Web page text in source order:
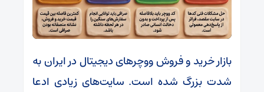
بازار خرید و فروش ووچرهای دیجیتال در ایران به
شدت بزرگ شده است. سایت‌های زیادی ادعا